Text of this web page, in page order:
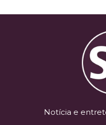
Notícia e